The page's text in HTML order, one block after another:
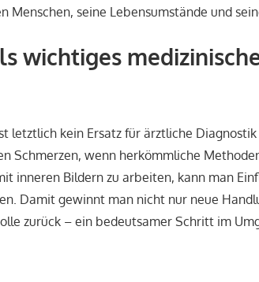
seine Lebensumstände und
wichtiges
letztlich kein Ersatz für ärztliche
Schmerzen, wenn herkömmliche
inneren Bildern zu arbeiten, kann man
Damit gewinnt man nicht nur neue
zurück – ein bedeutsamer Schritt im